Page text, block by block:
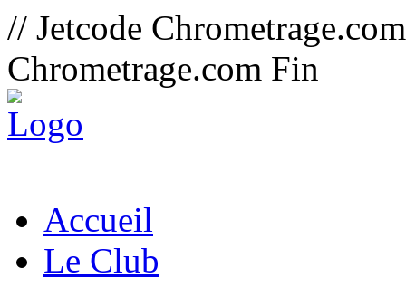
// Jetcode
Chrometrage.com Fin
Accueil
Le Club